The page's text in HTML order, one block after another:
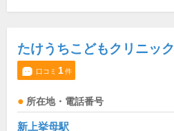
たけうちこどもクリニック
口コミ 1件
所在地・電話番号
新上挙母駅